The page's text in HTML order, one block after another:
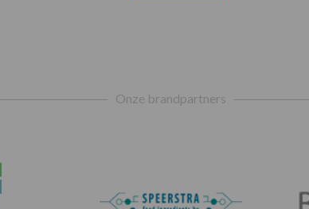
Onze brandpartners